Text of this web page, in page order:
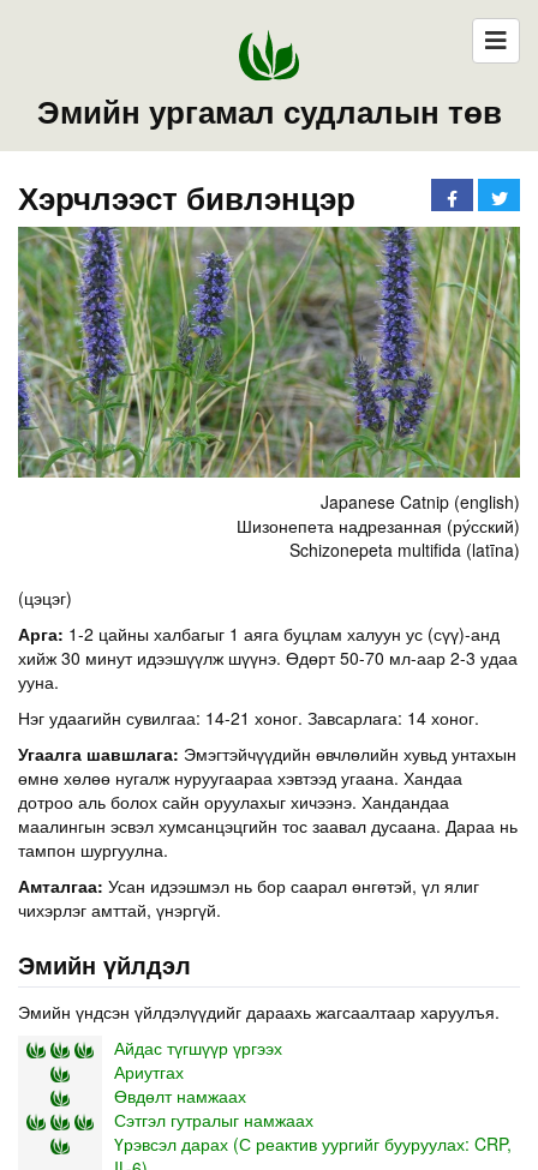
Эмийн ургамал судлалын төв
Хэрчлээст бивлэнцэр
Japanese Catnip (english)
Шизонепета надрезанная (ру́сский)
Schizonepeta multifida (latīna)
(цэцэг)
Арга: 1-2 цайны халбагыг 1 аяга буцлам халуун ус (сүү)-анд
хийж 30 минут идээшүүлж шүүнэ. Өдөрт 50-70 мл-аар 2-3 удаа
ууна.
Нэг удаагийн сувилгаа: 14-21 хоног. Завсарлага: 14 хоног.
Угаалга шавшлага: Эмэгтэйчүүдийн өвчлөлийн хувьд унтахын
өмнө хөлөө нугалж нуруугаараа хэвтээд угаана. Хандаа
дотроо аль болох сайн оруулахыг хичээнэ. Хандандаа
маалингын эсвэл хумсанцэцгийн тос заавал дусаана. Дараа нь
тампон шургуулна.
Амталгаа: Усан идээшмэл нь бор саарал өнгөтэй, үл ялиг
чихэрлэг амттай, үнэргүй.
Эмийн үйлдэл
Эмийн үндсэн үйлдэлүүдийг дараахь жагсаалтаар харуулъя.
Айдас түгшүүр үргээх
Ариутгах
Өвдөлт намжаах
Сэтгэл гутралыг намжаах
Үрэвсэл дарах (С реактив уургийг бууруулах: CRP,